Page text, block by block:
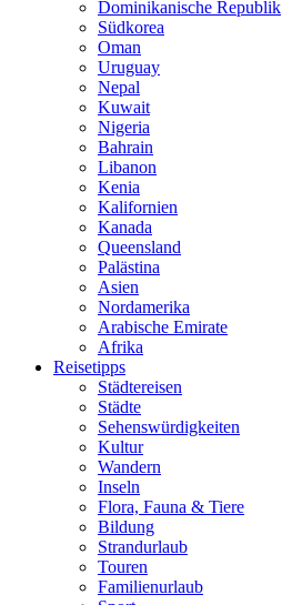
Dominikanische Republik
Südkorea
Oman
Uruguay
Nepal
Kuwait
Nigeria
Bahrain
Libanon
Kenia
Kalifornien
Kanada
Queensland
Palästina
Asien
Nordamerika
Arabische Emirate
Afrika
Reisetipps
Städtereisen
Städte
Sehenswürdigkeiten
Kultur
Wandern
Inseln
Flora, Fauna & Tiere
Bildung
Strandurlaub
Touren
Familienurlaub